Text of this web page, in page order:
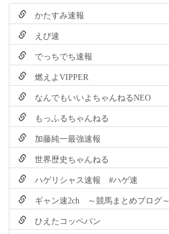
かたすみ速報
えび速
でっちでち速報
燃えよVIPPER
なんでもいいよちゃんねるNEO
もっふるちゃんねる
加藤純一最強速報
世界歴史ちゃんねる
ハゲリシャス速報 #ハゲ速
ギャン速2ch ～競馬まとめブログ～
ひえたコッペパン